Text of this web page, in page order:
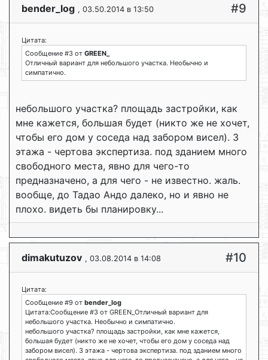
bender_log , 03.50.2014 в 13:50 #9
Цитата:
Сообщение #3 от GREEN_
Отличный вариант для небольшого участка. Необычно и
симпатично.
небольшого участка? площадь застройки, как
мне кажется, большая будет (никто же не хочет,
чтобы его дом у соседа над забором висел). 3
этажа - чертова экспертиза. под зданием много
свободного места, явно для чего-то
предназначено, а для чего - не известно. жаль.
вообще, до Тадао Андо далеко, но и явно не
плохо. видеть бы планировку...
dimakutuzov , 03.08.2014 в 14:08 #10
Цитата:
Сообщение #9 от bender_log
Цитата:Сообщение #3 от GREEN_Отличный вариант для
небольшого участка. Необычно и симпатично.
небольшого участка? площадь застройки, как мне кажется,
большая будет (никто же не хочет, чтобы его дом у соседа над
забором висел). 3 этажа - чертова экспертиза. под зданием много